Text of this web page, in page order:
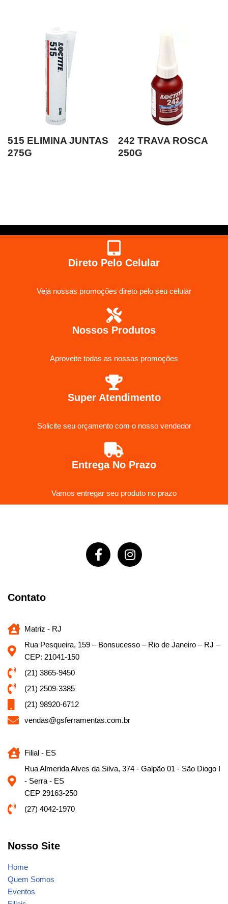
515 ELIMINA JUNTAS
275G
242 TRAVA ROSCA
250G
Direto Pelo Celular
Veja nossas promoções direto pelo seu celular
Nossos Produtos
Aproveite todas as nossas promoções
Super Atendimento
Solicite seu orçamento com o nosso vendedor
Entrega No Prazo
Vamos entregar seu produto no prazo
Contato
Matriz - RJ
Rua Pesqueira, 159 – Bonsucesso – Rio de Janeiro – RJ –
CEP: 21041-150
(21) 3865-9450
(21) 2509-3385
(21) 98920-6712
vendas@gsferramentas.com.br
Filial - ES
Rua Almerida Alves da Silva, 374 - Galpão 01 - São Diogo I
- Serra - ES
CEP 29163-250
(27) 4042-1970
Nosso Site
Home
Quem Somos
Eventos